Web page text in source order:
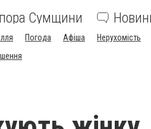
Сумщини
Погода Афіша Нерухомість